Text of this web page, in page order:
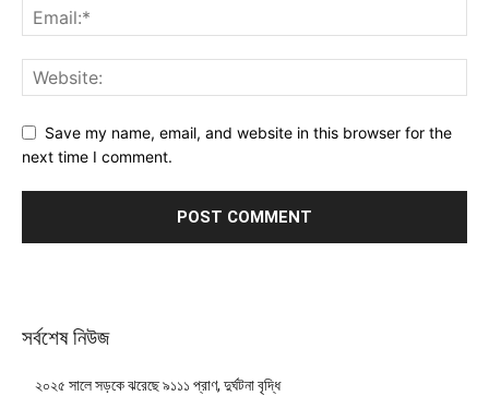
Save my name, email, and website in this browser for the
next time I comment.
সর্বশেষ নিউজ
২০২৫ সালে সড়কে ঝরেছে ৯১১১ প্রাণ, দুর্ঘটনা বৃদ্ধি